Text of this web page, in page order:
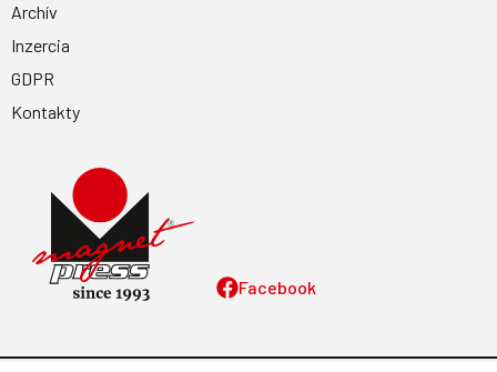
Facebook
Archív
Inzercia
GDPR
Kontakty